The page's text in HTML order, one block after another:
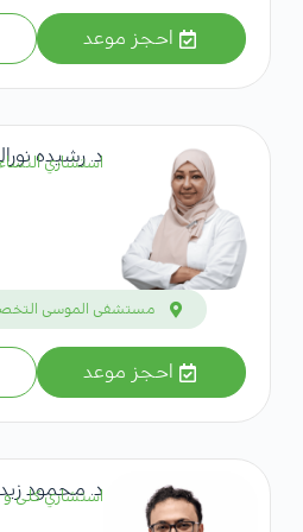
احجز موعد
د. رشيده
استشاري النساء
مستشفى الموسى
احجز موعد
د. محمود
استشاري كلى